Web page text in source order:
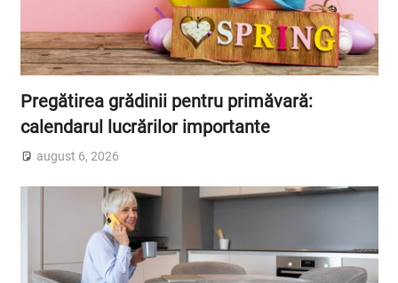
Pregătirea grădinii pentru primăvară:
calendarul lucrărilor importante
august 6, 2026